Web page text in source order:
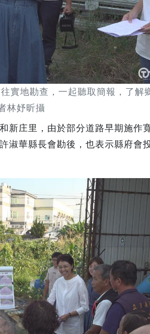
實地勘查，一起聽取簡報，了解
林妤昕攝
新庄里，由於部分道路早期施作
淑華縣長會勘後，也表示縣府會